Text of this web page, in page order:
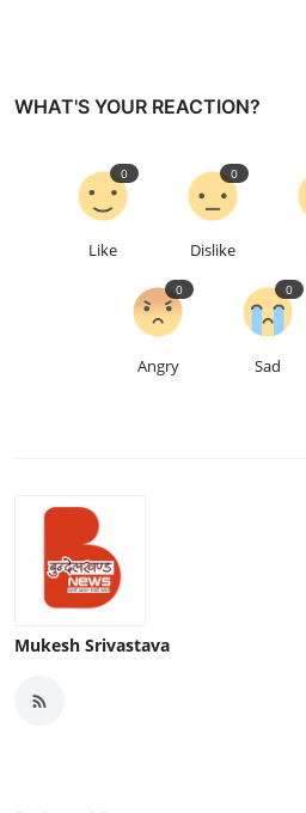
WHAT'S YOUR REACTION?
Like
0
Dislike
0
Angry
0
Sad
0
Mukesh Srivastava